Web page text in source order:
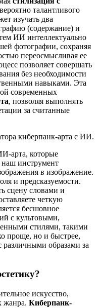
талантливого
изучать два
(содержание) и
ИИ интеллектуально
фотографии, сохраняя
переосмысливая ее
позволяет совершать
без необходимости
навыками. Эта
современных
, позволяя выполнять
за считанные
арта, которые
наш инструмент
в изображение.
и предсказуемости.
сцену словами и
четкую
бесшовное
с культовыми,
стилями, такими
проще, но и быстрее,
различными образами за
искусство,
жанра. Киберпанк-